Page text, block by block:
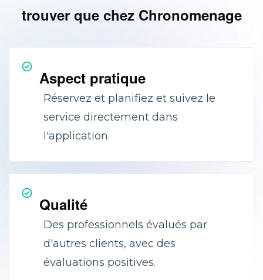
trouver que chez Chronomenage
Aspect pratique
Réservez et planifiez et suivez le
service directement dans
l'application.
Qualité
Des professionnels évalués par
d'autres clients, avec des
évaluations positives.